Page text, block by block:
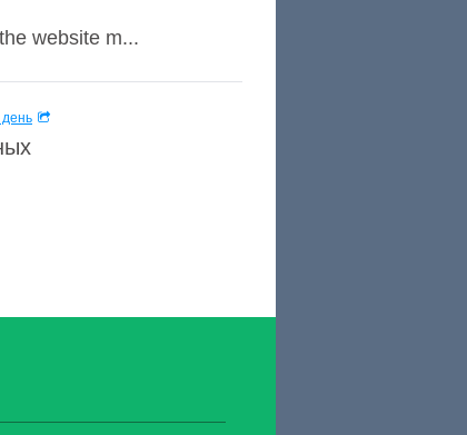
website m...